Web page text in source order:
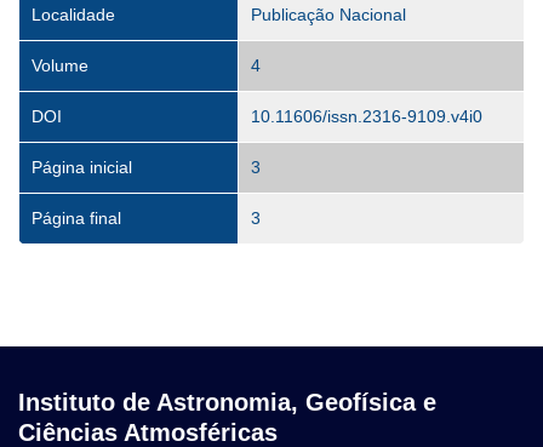
Localidade Publicação Nacional
Volume 4
DOI 10.11606/issn.2316-9109.v4i0
Página inicial 3
Página final 3
Instituto de Astronomia, Geofísica e
Ciências Atmosféricas